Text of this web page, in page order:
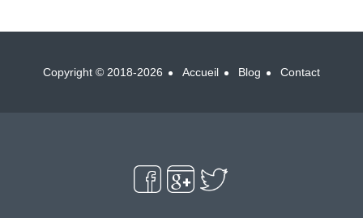
Copyright © 2018-2026 Accueil Blog Contact